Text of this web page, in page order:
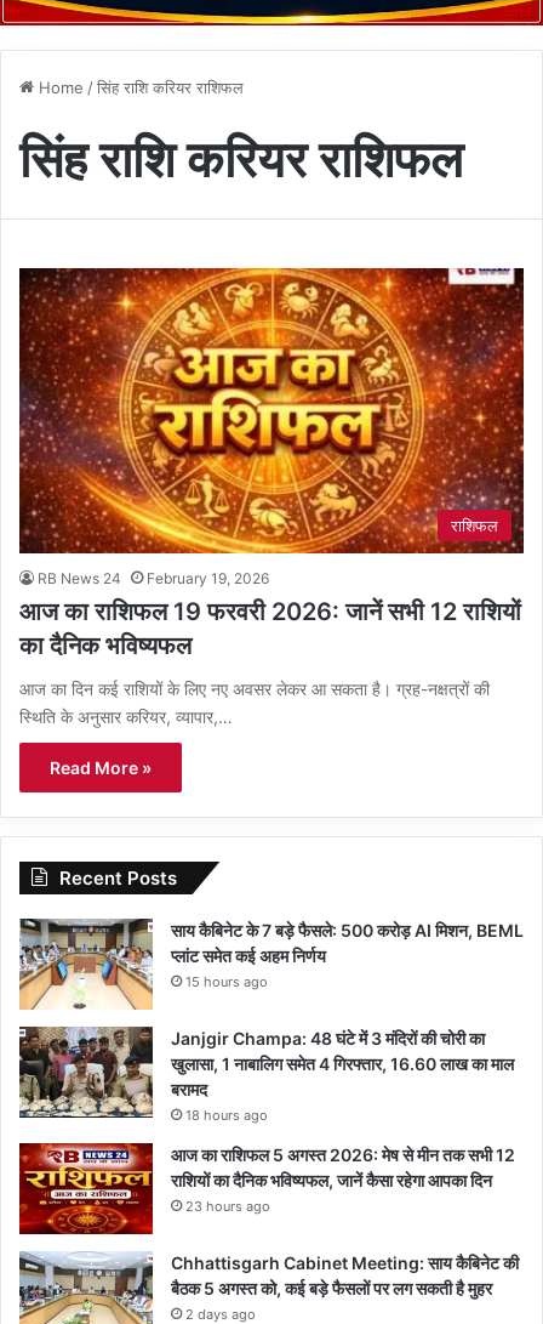
Home /सिंह राशि करियर राशिफल
सिंह राशि करियर राशिफल
राशिफल
RB News 24 February 19, 2026
आज का राशिफल 19 फरवरी 2026: जानें सभी 12 राशियों
का दैनिक भविष्यफल
आज का दिन कई राशियों के लिए नए अवसर लेकर आ सकता है। ग्रह-नक्षत्रों की
स्थिति के अनुसार करियर, व्यापार,…
Read More »
Recent Posts
साय कैबिनेट के 7 बड़े फैसले: 500 करोड़ AI मिशन, BEML
प्लांट समेत कई अहम निर्णय
15 hours ago
Janjgir Champa: 48 घंटे में 3 मंदिरों की चोरी का
खुलासा, 1 नाबालिग समेत 4 गिरफ्तार, 16.60 लाख का माल
बरामद
18 hours ago
आज का राशिफल 5 अगस्त 2026: मेष से मीन तक सभी 12
राशियों का दैनिक भविष्यफल, जानें कैसा रहेगा आपका दिन
23 hours ago
Chhattisgarh Cabinet Meeting: साय कैबिनेट की
बैठक 5 अगस्त को, कई बड़े फैसलों पर लग सकती है मुहर
2 days ago